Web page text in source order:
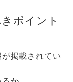
ポイント
掲載されてい